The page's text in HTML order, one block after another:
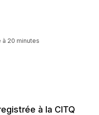
20 minutes
à la CITQ